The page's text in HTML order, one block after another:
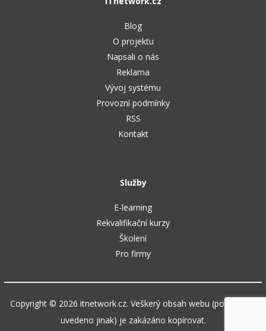
Blog
O projektu
Napsali o nás
Reklama
Vývoj systému
Provozní podmínky
RSS
Kontakt
Služby
E-learning
Rekvalifikační kurzy
Školení
Pro firmy
Copyright © 2026 itnetwork.cz. Veškerý obsah webu (pokud není
uvedeno jinak) je zakázáno kopírovat.